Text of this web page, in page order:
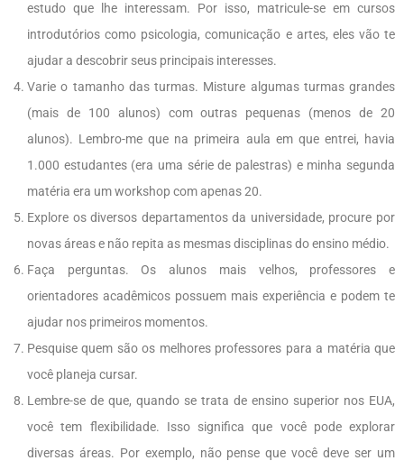
estudo que lhe interessam. Por isso, matricule-se em cursos
introdutórios como psicologia, comunicação e artes, eles vão te
ajudar a descobrir seus principais interesses.
Varie o tamanho das turmas. Misture algumas turmas grandes
(mais de 100 alunos) com outras pequenas (menos de 20
alunos). Lembro-me que na primeira aula em que entrei, havia
1.000 estudantes (era uma série de palestras) e minha segunda
matéria era um workshop com apenas 20.
Explore os diversos departamentos da universidade, procure por
novas áreas e não repita as mesmas disciplinas do ensino médio.
Faça perguntas. Os alunos mais velhos, professores e
orientadores acadêmicos possuem mais experiência e podem te
ajudar nos primeiros momentos.
Pesquise quem são os melhores professores para a matéria que
você planeja cursar.
Lembre-se de que, quando se trata de ensino superior nos EUA,
você tem flexibilidade. Isso significa que você pode explorar
diversas áreas. Por exemplo, não pense que você deve ser um